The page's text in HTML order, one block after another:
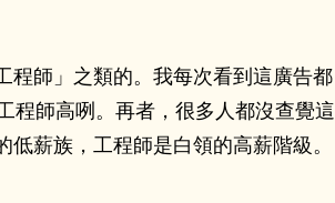
程師」之類的。我每次看到這廣告都
程師高咧。再者，很多人都沒查覺這
薪族，工程師是白領的高薪階級。